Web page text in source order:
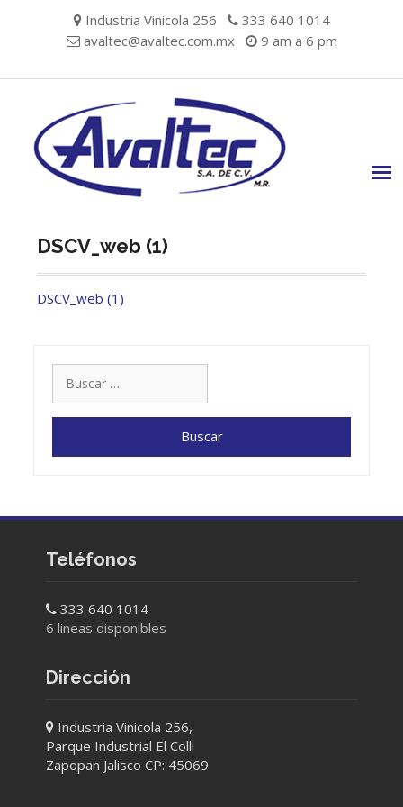
Industria Vinicola 256
333 640 1014
avaltec@avaltec.com.mx
9 am a 6 pm
DSCV_web (1)
DSCV_web (1)
Teléfonos
333 640 1014
6 lineas disponibles
Dirección
Industria Vinicola 256,
Parque Industrial El Colli
Zapopan Jalisco CP: 45069